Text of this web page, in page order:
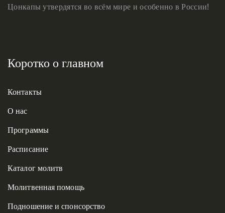
Цонкапы утвердятся во всём мире и особенно в России!
Коротко о главном
Контакты
О нас
Программы
Расписание
Каталог молитв
Молитвенная помощь
Подношение и спонсорство